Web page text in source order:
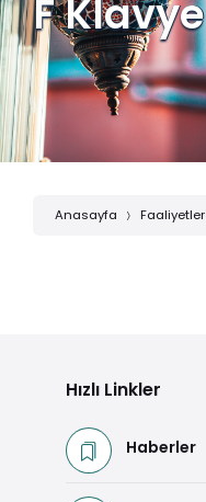
F Klavye
Anasayfa Faaliyetler
Hızlı Linkler
Haberler